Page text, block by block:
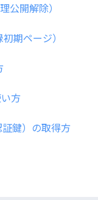
公開解除）
期ページ）
方
証鍵）の取得方